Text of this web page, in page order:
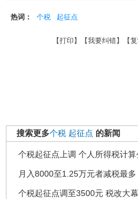
热词： 个税 起征点
【打印 】【我要纠错】【
搜索更多个税 起征点 的新闻
个税起征点上调 个人所得税计
月入8000至1.25万元者减税最
个税起征点调至3500元 税改大